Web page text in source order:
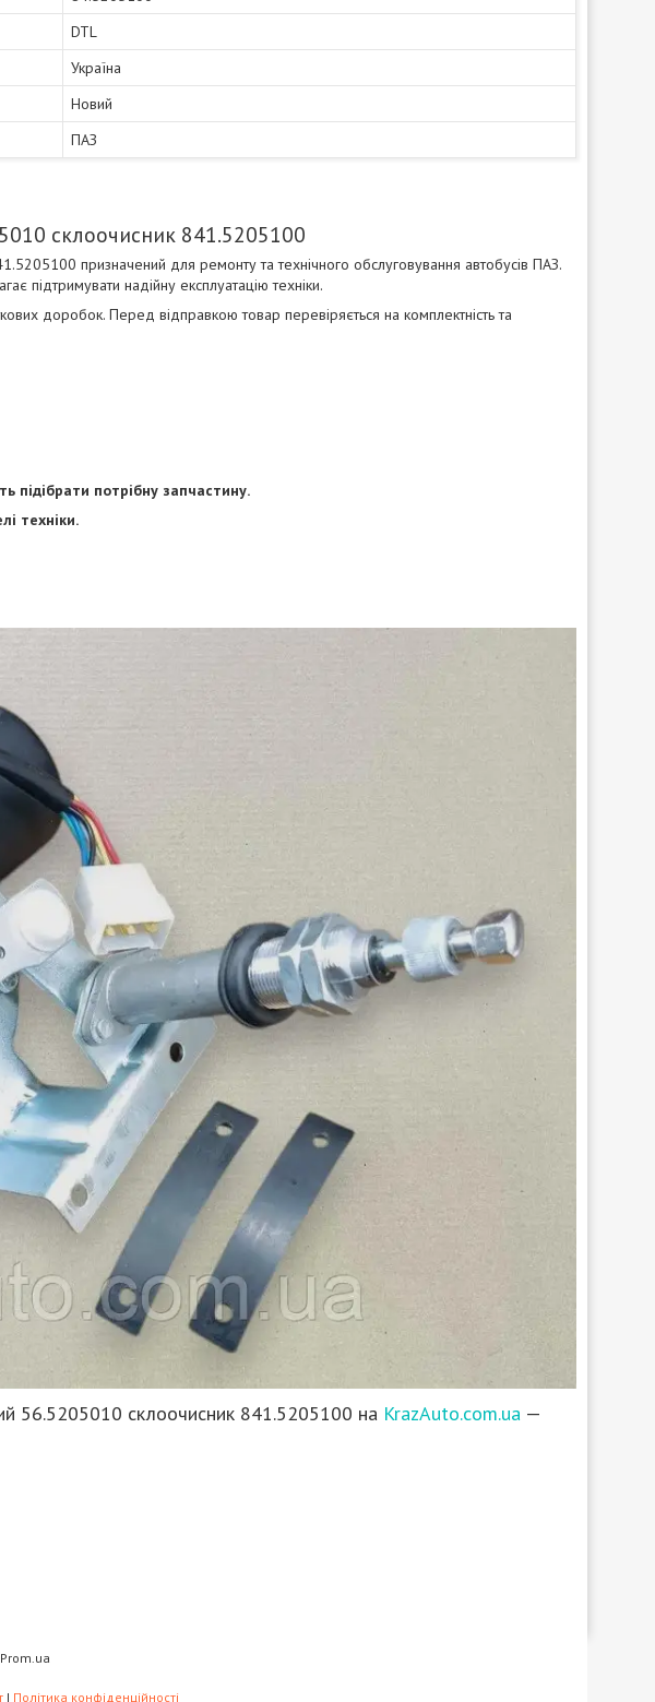
DTL
Україна
Новий
ПАЗ
склоочисник 841.5205100
призначений для ремонту та технічного обслуговування автобусів ПАЗ.
підтримувати надійну експлуатацію техніки.
доробок. Перед відправкою товар перевіряється на комплектність та
підібрати потрібну запчастину.
техніки.
56.5205010 склоочисник 841.5205100 на KrazAuto.com.ua —
Prom.ua
| Політика конфіденційності